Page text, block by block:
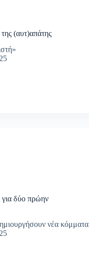
(αυτ)απάτης
δύο πρώην
νέα κόμματα